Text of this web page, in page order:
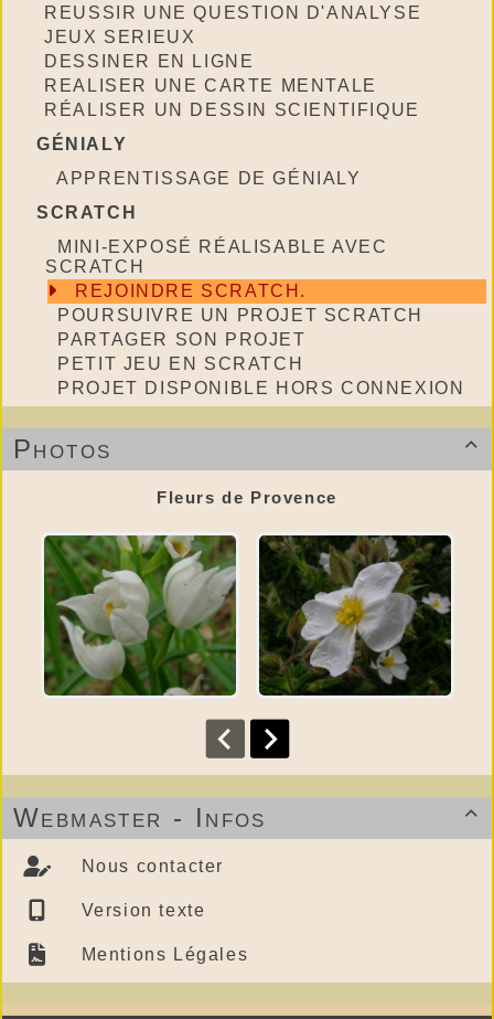
REUSSIR UNE QUESTION D'ANALYSE
JEUX SERIEUX
DESSINER EN LIGNE
REALISER UNE CARTE MENTALE
RÉALISER UN DESSIN SCIENTIFIQUE
GÉNIALY
APPRENTISSAGE DE GÉNIALY
SCRATCH
MINI-EXPOSÉ RÉALISABLE AVEC
SCRATCH
REJOINDRE SCRATCH.
POURSUIVRE UN PROJET SCRATCH
PARTAGER SON PROJET
PETIT JEU EN SCRATCH
PROJET DISPONIBLE HORS CONNEXION

Photos
Fleurs de Provence

Webmaster - Infos
Nous contacter
Version texte
Mentions Légales